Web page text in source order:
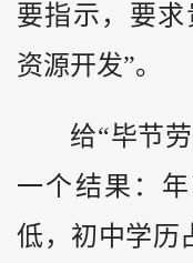
要指示，要
资源开发”。
给“毕节
一个结果：
低，初中学历